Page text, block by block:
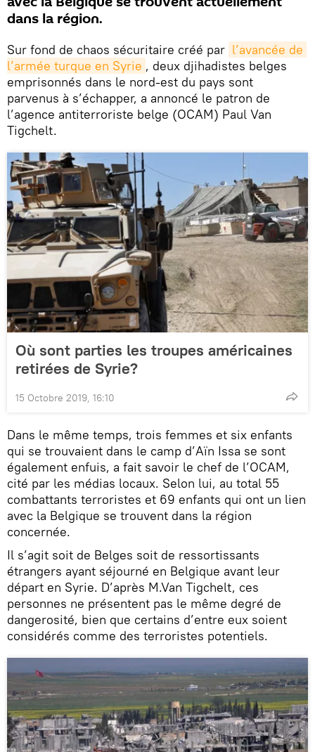
dans la région.
Sur fond de chaos sécuritaire créé par l’avancée de
l’armée turque en Syrie , deux djihadistes belges
emprisonnés dans le nord-est du pays sont
parvenus à s’échapper, a annoncé le patron de
l’agence antiterroriste belge (OCAM) Paul Van
Tigchelt.
Où sont parties les troupes américaines
retirées de Syrie?
15 Octobre 2019, 16:10
Dans le même temps, trois femmes et six enfants
qui se trouvaient dans le camp d’Aïn Issa se sont
également enfuis, a fait savoir le chef de l’OCAM,
cité par les médias locaux. Selon lui, au total 55
combattants terroristes et 69 enfants qui ont un lien
avec la Belgique se trouvent dans la région
concernée.
Il s’agit soit de Belges soit de ressortissants
étrangers ayant séjourné en Belgique avant leur
départ en Syrie. D’après M.Van Tigchelt, ces
personnes ne présentent pas le même degré de
dangerosité, bien que certains d’entre eux soient
considérés comme des terroristes potentiels.